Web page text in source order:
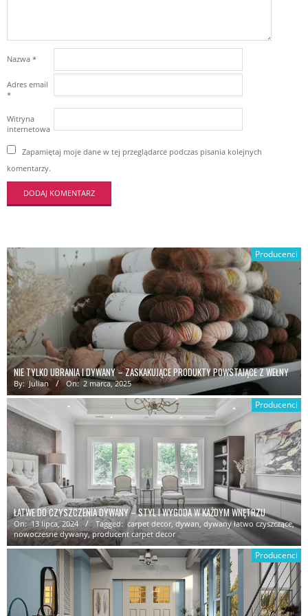
Nazwa *
Adres email
*
Witryna
internetowa
Zapamiętaj moje dane w tej przeglądarce podczas pisania kolejnych
komentarzy.
Producenci
NIE TYLKO UBRANIA I DYWANY – ZASKAKUJĄCE PRODUKTY POWSTAJĄCE Z WEŁNY
By: Julian On: 2 marca, 2025
Producenci
ŁATWE DO CZYSZCZENIA DYWANY – STYL I WYGODA W KAŻDYM WNĘTRZU
On: 13 lipca, 2024 Tagged: carpet decor, dywan dywany łatwo czyszczące,
nowoczesne dywany,producent carpet decor
Producenci